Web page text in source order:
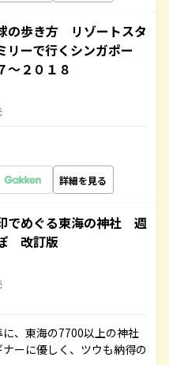
の歩き方 リゾートスタ
ーで行くシンガポー
２０１８
詳細を見る
でめぐる東海の神社 週
改訂版
に、東海の7700以上の神社
ーに優しく、ツウも納得の